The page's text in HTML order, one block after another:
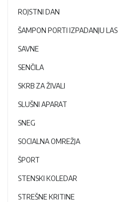
ROJSTNI DAN
ŠAMPON PORTI IZPADANJU LAS
SAVNE
SENČILA
SKRB ZA ŽIVALI
SLUŠNI APARAT
SNEG
SOCIALNA OMREŽJA
ŠPORT
STENSKI KOLEDAR
STREŠNE KRITINE